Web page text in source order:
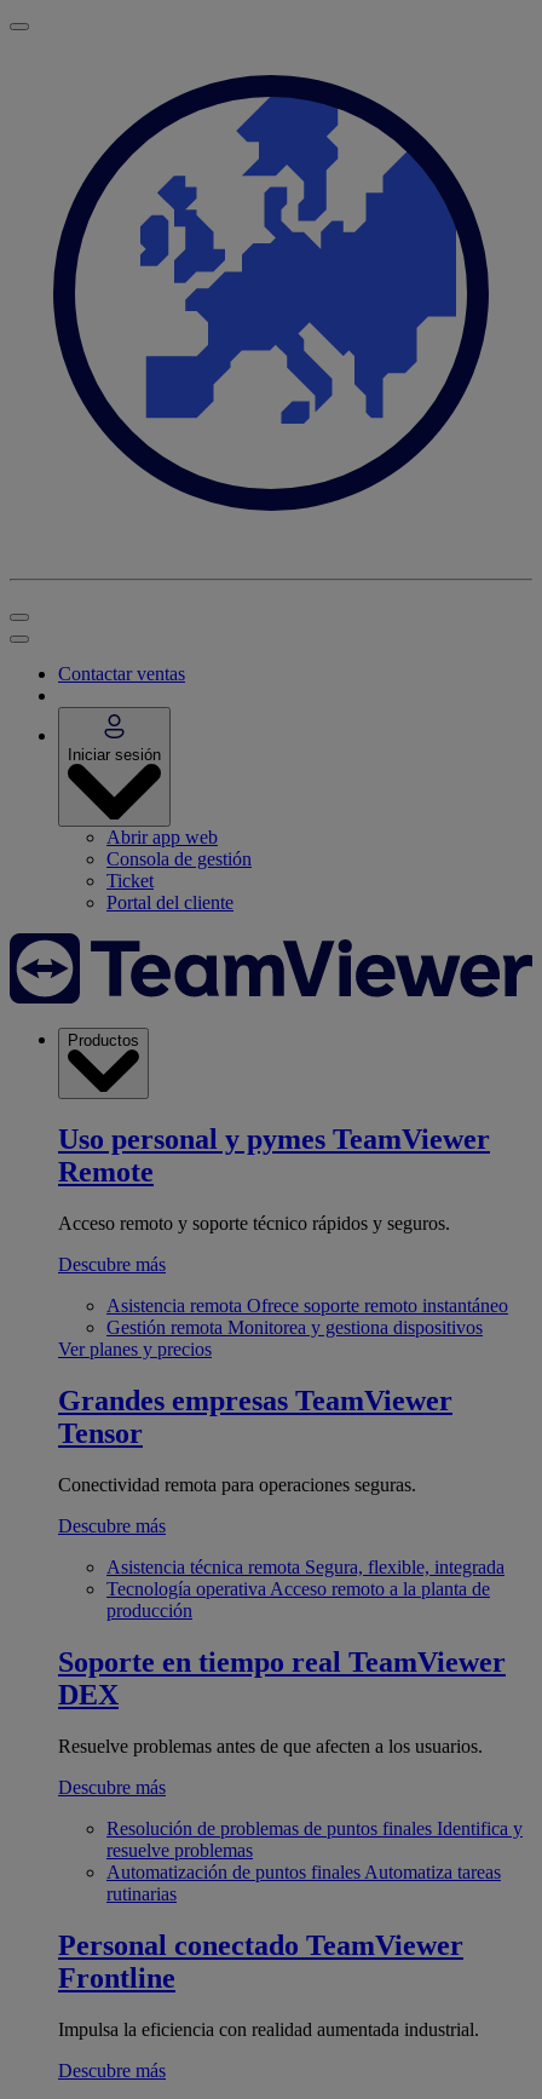
Contactar ventas
Iniciar sesión
Abrir app web
Consola de gestión
Ticket
Portal del cliente
Productos
Uso personal y pymes TeamViewer
Remote
Acceso remoto y soporte técnico rápidos y seguros.
Descubre más
Asistencia remota Ofrece soporte remoto instantáneo
Gestión remota Monitorea y gestiona dispositivos
Ver planes y precios
Grandes empresas TeamViewer
Tensor
Conectividad remota para operaciones seguras.
Descubre más
Asistencia técnica remota Segura, flexible, integrada
Tecnología operativa Acceso remoto a la planta de
producción
Soporte en tiempo real TeamViewer
DEX
Resuelve problemas antes de que afecten a los usuarios.
Descubre más
Resolución de problemas de puntos finales Identifica y
resuelve problemas
Automatización de puntos finales Automatiza tareas
rutinarias
Personal conectado TeamViewer
Frontline
Impulsa la eficiencia con realidad aumentada industrial.
Descubre más